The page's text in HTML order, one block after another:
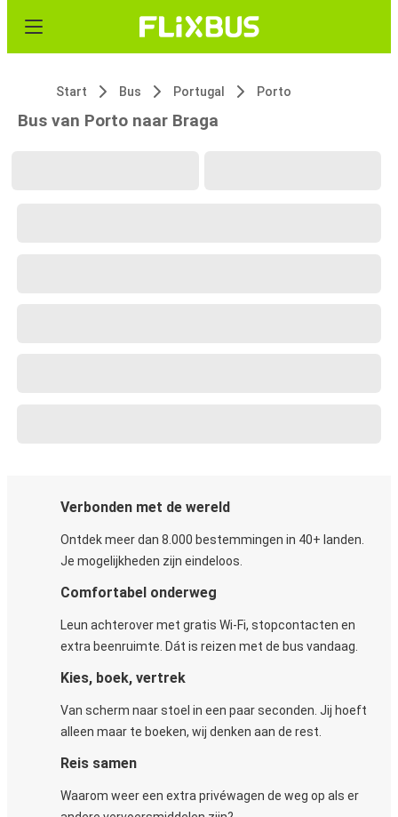
Start Bus Portugal Porto
Bus van Porto naar Braga
Verbonden met de wereld
Ontdek meer dan 8.000 bestemmingen in 40+ landen.
Je mogelijkheden zijn eindeloos.
Comfortabel onderweg
Leun achterover met gratis Wi-Fi, stopcontacten en
extra beenruimte. Dát is reizen met de bus vandaag.
Kies, boek, vertrek
Van scherm naar stoel in een paar seconden. Jij hoeft
alleen maar te boeken, wij denken aan de rest.
Reis samen
Waarom weer een extra privéwagen de weg op als er